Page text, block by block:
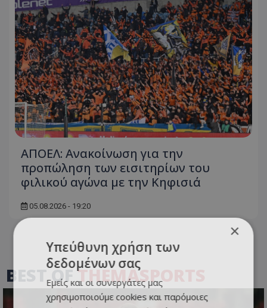
ΑΠΟΕΛ: Ανακοίνωση για την
προπώληση των εισιτηρίων του
φιλικού αγώνα με την Κηφισιά
05.08.2026 - 19:20
BEST OFTHEMASPORTS
×
Υπεύθυνη χρήση των
δεδομένων σας
Εμείς και οι συνεργάτες μας
χρησιμοποιούμε cookies και παρόμοιες